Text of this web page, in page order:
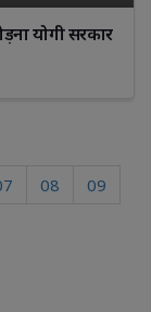
योगी सरकार
08
09